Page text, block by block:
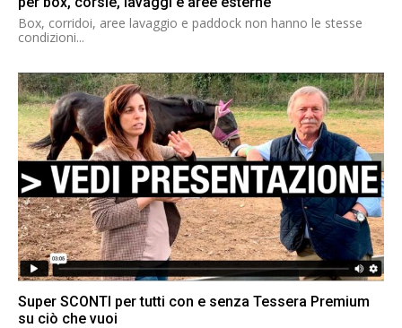
Box, corridoi, aree lavaggio e paddock non hanno le stesse
condizioni...
Super SCONTI per tutti con e senza Tessera Premium
su ciò che vuoi